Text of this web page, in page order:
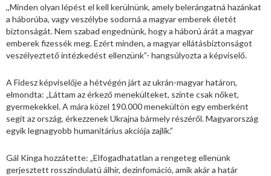
,,Minden olyan lépést el kell kerülnünk, amely belerángatná hazánkat
a háborúba, vagy veszélybe sodorná a magyar emberek életét
biztonságát. Nem szabad engednünk, hogy a háború árát a magyar
emberek fizessék meg. Ezért minden, a magyar ellátásbiztonságot
veszélyeztető intézkedést ellenzünk”- hangsúlyozta a képviselő.
A Fidesz képviselője a hétvégén járt az ukrán-magyar határon,
elmondta: „Láttam az érkező menekülteket, szinte csak nőket,
gyermekekkel. A mára közel 190.000 menekültön egy emberként
segít az ország, érkezzenek Ukrajna bármely részéről. Magyarország
egyik legnagyobb humanitárius akciója zajlik.”
Gál Kinga hozzátette: „Elfogadhatatlan a rengeteg ellenünk
gerjesztett rosszindulatú álhír, dezinfomáció, amik akár a határ